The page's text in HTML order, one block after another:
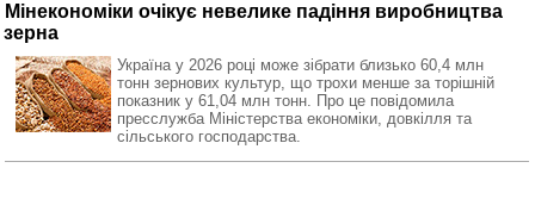
Мінекономіки очікує невелике падіння виробництва
зерна
Україна у 2026 році може зібрати близько 60,4 млн
тонн зернових культур, що трохи менше за торішній
показник у 61,04 млн тонн. Про це повідомила
пресслужба Міністерства економіки, довкілля та
сільського господарства.